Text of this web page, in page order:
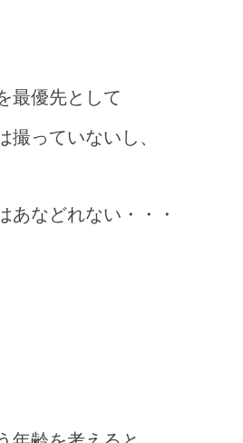
最優先として
撮っていないし、
あなどれない・・・